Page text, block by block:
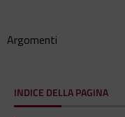
Argomenti
INDICE DELLA PAGINA